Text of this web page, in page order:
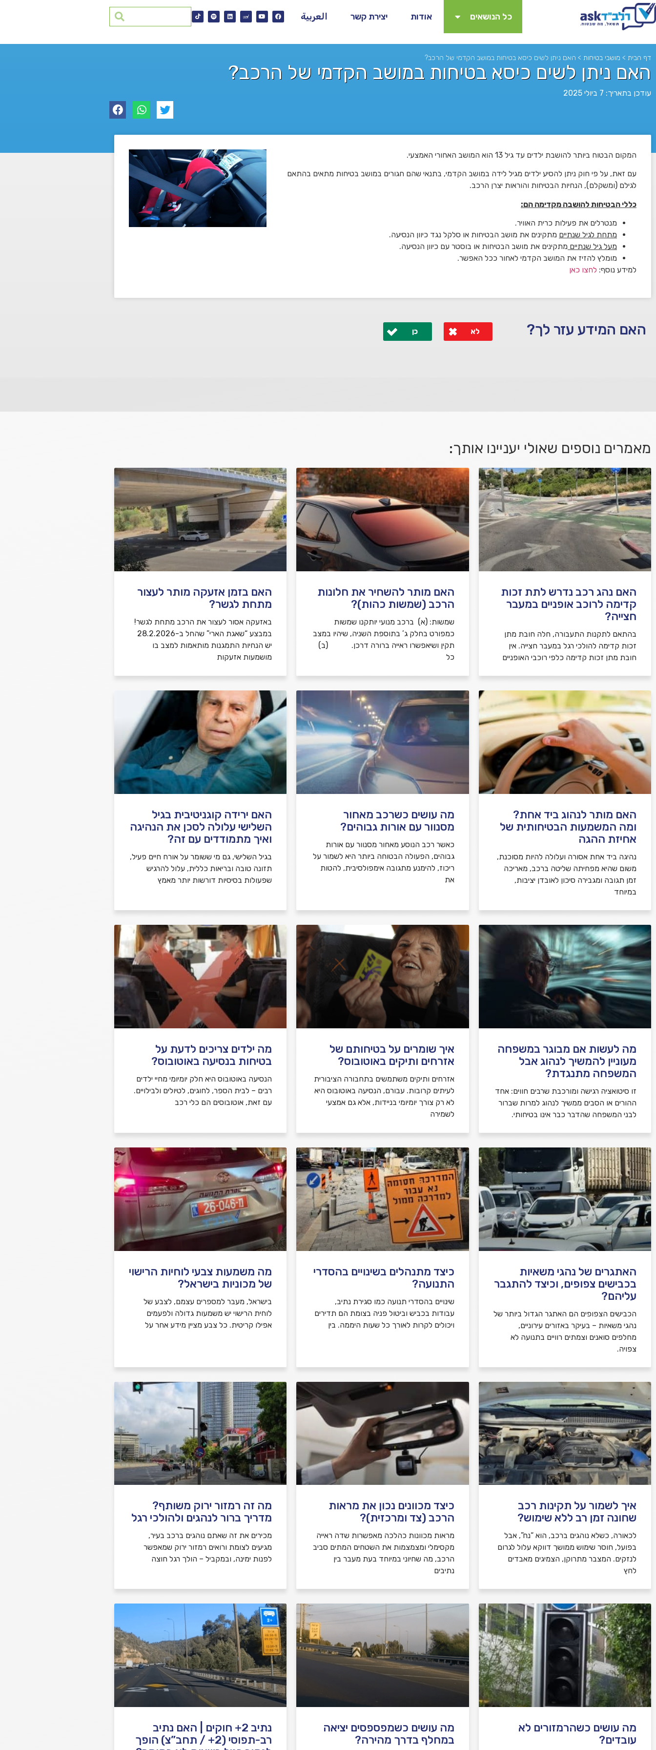
כל הנושאים אודות יצירת קשר العربية
דף הבית > מושבי בטיחות > האם ניתן לשים כיסא בטיחות במושב הקדמי של הרכב?
האם ניתן לשים כיסא בטיחות במושב הקדמי של הרכב?
עודכן בתאריך: 7 ביולי 2025
המקום הבטוח ביותר להושבת ילדים עד גיל 13 הוא המושב האחורי האמצעי.
עם זאת, על פי חוק ניתן להסיע ילדים מגיל לידה במושב הקדמי, בתנאי שהם חגורים במושב בטיחות מתאים בהתאם
לגילם (ומשקלם), הנחיות הבטיחות והוראות יצרן הרכב.
כללי הבטיחות להושבה מקדימה הם:
מנטרלים את פעילות כרית האוויר.
מתחת לגיל שנתיים מתקינים את מושב הבטיחות או סלקל נגד כיוון הנסיעה.
מעל גיל שנתיים מתקינים את מושב הבטיחות או בוסטר עם כיוון הנסיעה.
מומלץ להזיז את המושב הקדמי לאחור ככל האפשר.
למידע נוסף: לחצו כאן
האם המידע עזר לך? לא כן
אני מאשר/ת קבלת דיוור במייל ושימוש בפרטים
בהתאםלמדיניות הפרטיות
שלח משוב
מאמרים נוספים שאולי יעניינו אותך:
האם נהג רכב נדרש לתת זכות
קדימה לרוכב אופניים במעבר
חצייה?
בהתאם לתקנות התעבורה, חלה חובת מתן
זכות קדימה להולכי רגל במעבר חצייה. אין
חובת מתן זכות קדימה כלפי רוכבי האופניים
האם מותר להשחיר את חלונות
הרכב (שמשות כהות)?
שמשות: (א) ברכב מנועי יותקנו שמשות
כמפורט בחלק ג’ בתוספת השניה, שיהיו במצב
תקין ושיאפשרו ראייה ברורה דרכן. (ב)
כל
האם בזמן אזעקה מותר לעצור
מתחת לגשר?
באזעקה אסור לעצור את הרכב מתחת לגשר!
במבצע “שאגת הארי” שהחל ב-28.2.2026
יש הנחיות התמגנות מותאמות למצב בו
מושמעות אזעקות
האם מותר לנהוג ביד אחת?
ומה המשמעות הבטיחותית של
אחיזת ההגה
נהיגה ביד אחת אסורה ועלולה להיות מסוכנת,
משום שהיא מפחיתה שליטה ברכב, מאריכה
זמן תגובה ומגבירה סיכון לאובדן יציבות,
במיוחד
מה עושים כשרכב מאחור
מסנוור עם אורות גבוהים?
כאשר רכב הנוסע מאחור מסנוור עם אורות
גבוהים, הפעולה הבטוחה ביותר היא לשמור על
ריכוז, להימנע מתגובה אימפולסיבית, להטות
את
האם ירידה קוגניטיבית בגיל
השלישי עלולה לסכן את הנהיגה
ואיך מתמודדים עם זה?
בגיל השלישי, גם מי ששומר על אורח חיים פעיל,
תזונה טובה ובריאות כללית, עלול להרגיש
שפעולות בסיסיות דורשות יותר מאמץ
מה לעשות אם מבוגר במשפחה
מעוניין להמשיך לנהוג אבל
המשפחה מתנגדת?
זו סיטואציה רגישה ומורכבת שרבים חווים: אחד
ההורים או הסבים ממשיך לנהוג למרות שברור
לבני המשפחה שהדבר כבר אינו בטיחותי.
איך שומרים על בטיחותם של
אזרחים ותיקים באוטובוס?
אזרחים ותיקים משתמשים בתחבורה הציבורית
לעיתים קרובות. עבורם, הנסיעה באוטובוס היא
לא רק צורך יומיומי בניידות, אלא גם אמצעי
לשמירה
מה ילדים צריכים לדעת על
בטיחות בנסיעה באוטובוס?
הנסיעה באוטובוס היא חלק יומיומי מחיי ילדים
רבים – לבית הספר, לחוגים, לטיולים ולבילויים.
עם זאת, אוטובוסים הם כלי רכב
האתגרים של נהגי משאיות
בכבישים צפופים, וכיצד להתגבר
עליהם?
הכבישים הצפופים הם האתגר הגדול ביותר של
נהגי משאיות – בעיקר באזורים עירוניים,
מחלפים סואנים וצמתים רוויים בתנועה לא
צפויה.
כיצד מתנהלים בשינויים בהסדרי
התנועה?
שינויים בהסדרי תנועה כמו סגירת נתיב,
עבודות בכביש וביטול פניה בצומת הם תדירים
ויכולים לקרות לאורך כל שעות היממה. בין
מה משמעות צבעי לוחיות הרישוי
של מכוניות בישראל?
בישראל, מעבר למספרים עצמם, לצבע של
לוחית הרישוי יש משמעות גדולה ולפעמים
אפילו קריטית. כל צבע מציין מידע אחר על
איך לשמור על תקינות רכב
שחונה זמן רב ללא שימוש?
לכאורה, כשלא נוהגים ברכב, הוא “נח”, אבל
בפועל, חוסר שימוש ממושך דווקא עלול לגרום
לנזקים. המצבר מתרוקן, הצמיגים מאבדים
לחץ
כיצד מכוונים נכון את מראות
הרכב (צד ומרכזית)?
מראות מכוונות כהלכה מאפשרות שדה ראייה
מקסימלי ומצמצמות את השטחים המתים סביב
הרכב, מה שחיוני במיוחד בעת מעבר בין
נתיבים
מה זה רמזור ירוק משותף?
מדריך ברור לנהגים ולהולכי רגל
מכירים את זה שאתם נוהגים ברכב בעיר,
מגיעים לצומת ורואים רמזור ירוק שמאפשר
לפנות ימינה, ובמקביל – הולך רגל חוצה
מה עושים כשהרמזורים לא
עובדים?
מה עושים כשמפספסים יציאה
במחלף בדרך מהירה?
נתיב 2+ חוקים | האם נתיב
רב-תפוסי (2+ / תחב”צ) הופך